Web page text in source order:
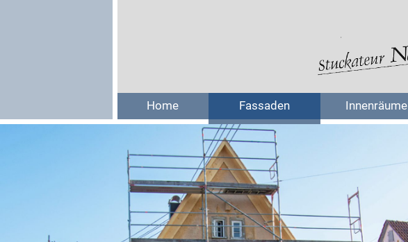
Home Fassaden Innenräume